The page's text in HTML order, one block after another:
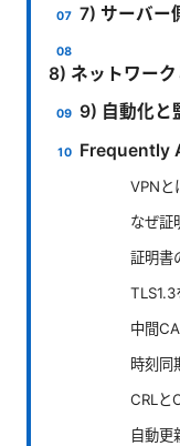
7) サーバー
8) ネットワー
9) 自動化と
Frequently
VPNと
なぜ証
証明書
TLS1.3
中間
時刻同
CRLと
自動更